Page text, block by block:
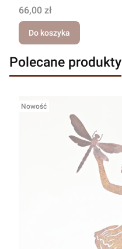
Cena
66,00 zł
Do koszyka
Polecane produkty
Nowość